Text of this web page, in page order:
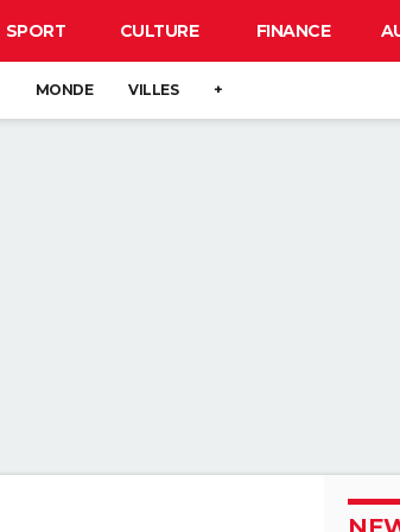
SPORT CULTURE FINANCE
MONDE VILLES +